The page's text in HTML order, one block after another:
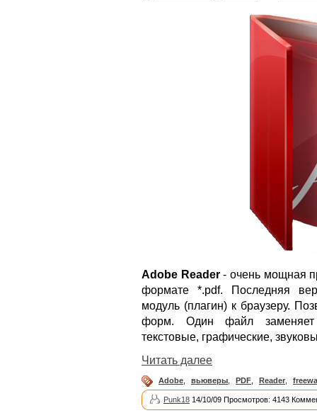
Adobe Reader- очень мощная
формате *.pdf. Последняя
модуль (плагин) к браузеру.
форм. Один файл заменяет
текстовые, графические,
Читать далее
Adobe вьюверы PDF Reader
Punk18 14/10/09 Просмотров: 4143